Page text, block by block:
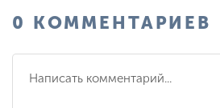
0 КОММЕНТАРИЕВ